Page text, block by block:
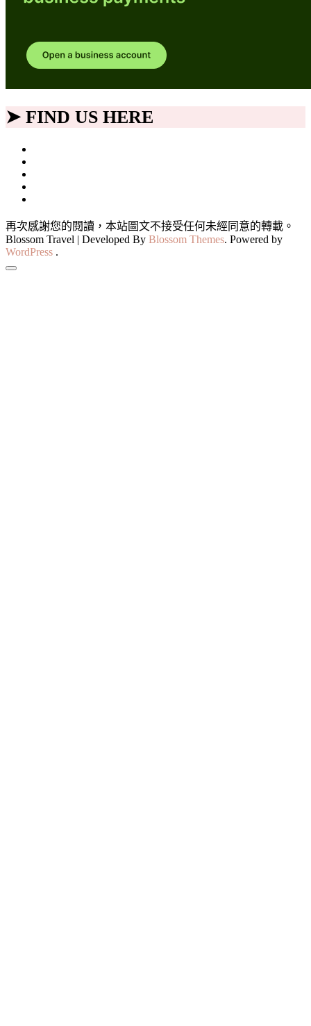
➤ FIND US HERE
再次感謝您的閱讀，本站圖文不接受任何未經同意的轉載。
Blossom Travel | Developed By Blossom Themes. Powered by
WordPress .